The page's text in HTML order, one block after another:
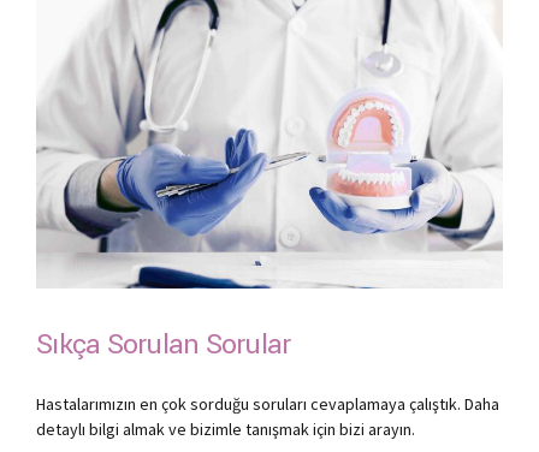
Sıkça Sorulan Sorular
Hastalarımızın en çok sorduğu soruları cevaplamaya çalıştık. Daha
detaylı bilgi almak ve bizimle tanışmak için bizi arayın.